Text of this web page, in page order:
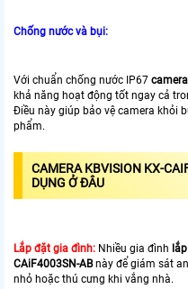
Chống nước và bụi:
Với chuẩn chống nước IP67
khả năng hoạt động tốt ngay cả
Điều này giúp bảo vệ camera khỏi
phẩm.
CAMERA KBVISION KX-
DỤNG Ở ĐÂU
Lắp đặt gia đình: Nhiều gia đình
CAiF4003SN-ABnày để giám sát
nhỏ hoặc thú cưng khi vắng nhà.